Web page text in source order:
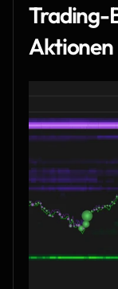
Trading-
Aktionen